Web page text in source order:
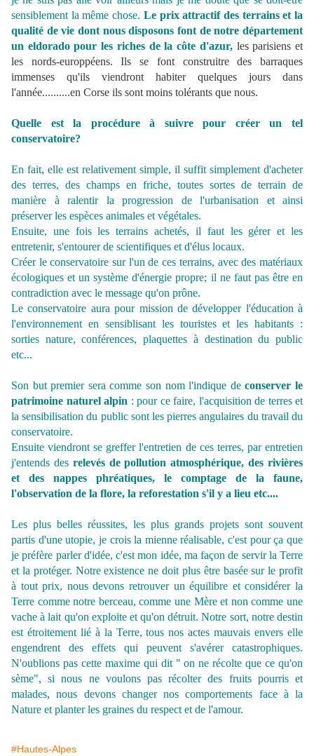
sensiblement la même chose. Le prix attractif des terrains et la
qualité de vie dont nous disposons font de notre département
un eldorado pour les riches de la côte d'azur,les parisiens et
les nords-europpéens. Ils se font construitre des barraques
immenses qu'ils viendront habiter quelques jours dans
l'année..........en Corse ils sont moins tolérants que nous.
Quelle est la procédure à suivre pour créer un tel
conservatoire?
En fait, elle est relativement simple, il suffit simplement d'acheter
des terres, des champs en friche, toutes sortes de terrain de
manière à ralentir la progression de l'urbanisation et ainsi
préserver les espèces animales et végétales.
Ensuite, une fois les terrains achetés, il faut les gérer et les
entretenir, s'entourer de scientifiques et d'élus locaux.
Créer le conservatoire sur l'un de ces terrains, avec des matériaux
écologiques et un système d'énergie propre; il ne faut pas être en
contradiction avec le message qu'on prône.
Le conservatoire aura pour mission de développer l'éducation à
l'environnement en sensiblisant les touristes et les habitants :
sorties nature, conférences, plaquettes à destination du public
etc...
Son but premier sera comme son nom l'indique de conserver le
patrimoine naturel alpin : pour ce faire, l'acquisition de terres et
la sensibilisation du public sont les pierres angulaires du travail du
conservatoire.
Ensuite viendront se greffer l'entretien de ces terres, par entretien
j'entends des relevés de pollution atmosphérique, des rivières
et des nappes phréatiques, le comptage de la faune,
l'observation de la flore, la reforestation s'il y a lieu etc....
Les plus belles réussites, les plus grands projets sont souvent
partis d'une utopie, je crois la mienne réalisable, c'est pour ça que
je préfère parler d'idée, c'est mon idée, ma façon de servir la Terre
et la protéger. Notre existence ne doit plus être basée sur le profit
à tout prix, nous devons retrouver un équilibre et considérer la
Terre comme notre berceau, comme une Mère et non comme une
vache à lait qu'on exploite et qu'on détruit. Notre sort, notre destin
est étroitement lié à la Terre, tous nos actes mauvais envers elle
engendrent des effets qui peuvent s'avérer catastrophiques.
N'oublions pas cette maxime qui dit " on ne récolte que ce qu'on
sème", si nous ne voulons pas récolter des fruits pourris et
malades, nous devons changer nos comportements face à la
Nature et planter les graines du respect et de l'amour.
#Hautes-Alpes